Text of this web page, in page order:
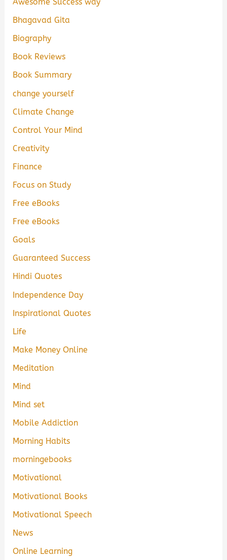
Bhagavad Gita
Biography
Book Reviews
Book Summary
change yourself
Climate Change
Control Your Mind
Creativity
Finance
Focus on Study
Free eBooks
Free eBooks
Goals
Guaranteed Success
Hindi Quotes
Independence Day
Inspirational Quotes
Life
Make Money Online
Meditation
Mind
Mind set
Mobile Addiction
Morning Habits
morningebooks
Motivational
Motivational Books
Motivational Speech
News
Online Learning